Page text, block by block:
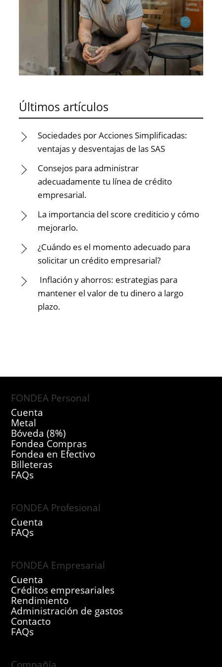
Últimos artículos
Sociedades por Acciones Simplificadas:
ventajas y desventajas de las SAS
Consejos para administrar
adecuadamente tu línea de crédito
empresarial.
La importancia del score crediticio y cómo
mejorarlo.
¿Cuándo es el momento adecuado para
solicitar un crédito empresarial?
Inflación y ahorros: estrategias para
mantener el valor de tu dinero a largo
plazo.
FONDEA Personal
Cuenta
Metal
Bóveda (8%)
Fondea Compras
Fondea en Efectivo
Billeteras
FAQs
FONDEA Profesional
Cuenta
FAQs
FONDEA Empresarial
Cuenta
Créditos empresariales
Rendimiento
Administración de gastos
Contacto
FAQs